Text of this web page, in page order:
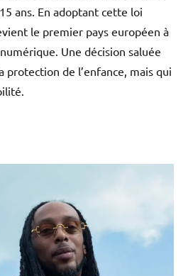
ans. En adoptant cette loi
le premier pays européen à
Une décision saluée
protection de l’enfance, mais qui